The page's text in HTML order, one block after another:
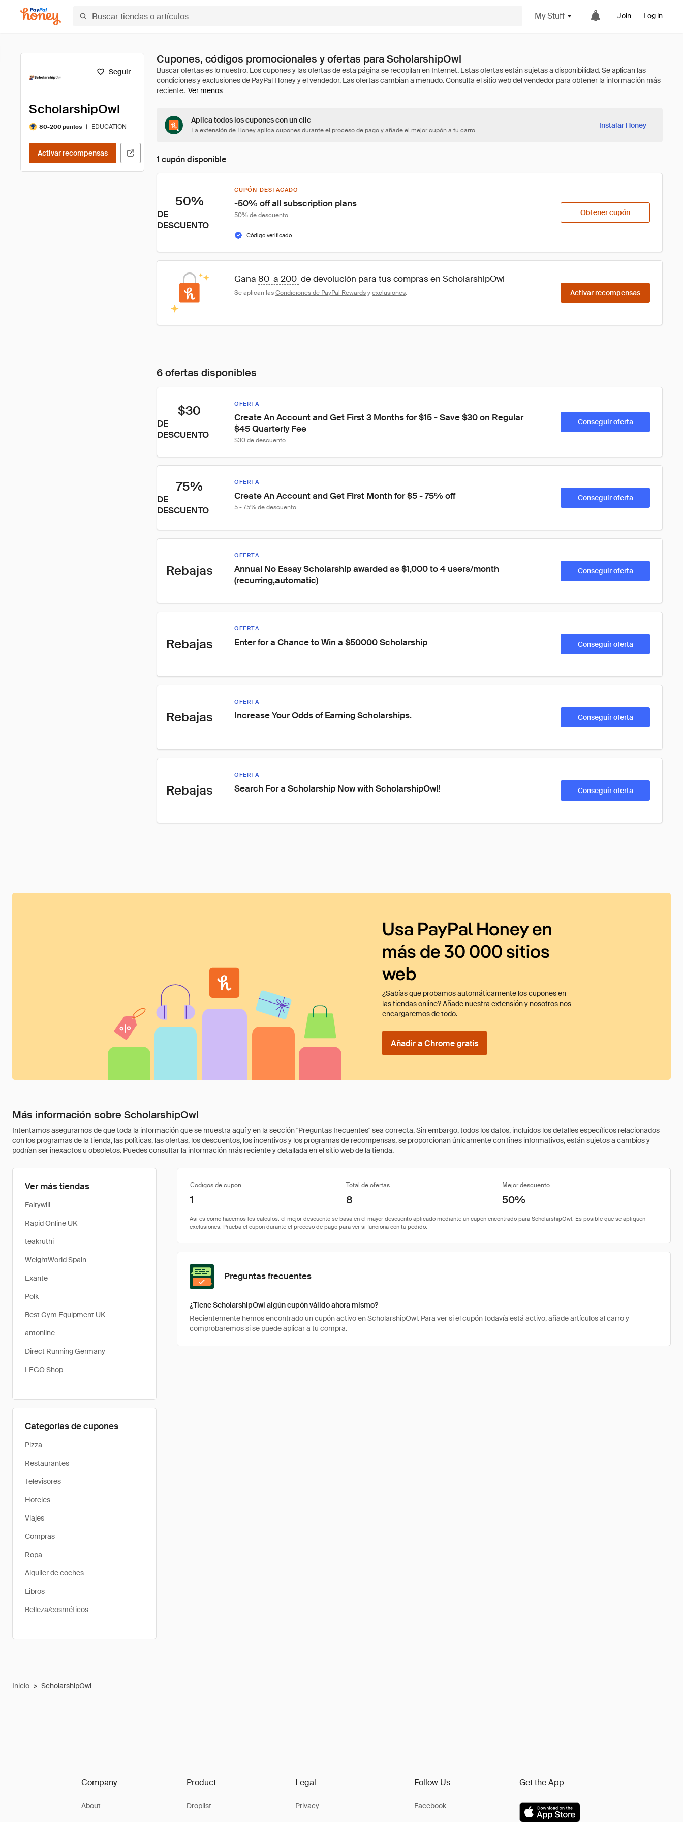
My Stuff Join Log in
Seguir
ScholarshipOwl
80-200 puntos | EDUCATION
Activar recompensas
Cupones, códigos promocionales y ofertas para ScholarshipOwl
Ver menos
Aplica todos los cupones con un clic
La extensión de Honey aplica cupones durante el proceso de pago y añade el mejor cupón a tu carro.
Instalar Honey
1 cupón disponible
50%
DE
DESCUENTO
CUPÓN DESTACADO
-50% off all subscription plans
50% de descuento
Código verificado
Obtener cupón
Gana 80  a 200 de devolución para tus compras en ScholarshipOwl
Se aplican las Condiciones de PayPal Rewards y exclusiones. Activar recompensas
6 ofertas disponibles
$30
DE
DESCUENTO
OFERTA
Create An Account and Get First 3 Months for $15 - Save $30 on Regular
$45 Quarterly Fee
$30 de descuento
Conseguir oferta
75%
DE
DESCUENTO
OFERTA
Create An Account and Get First Month for $5 - 75% off
5 - 75% de descuento
Conseguir oferta
Rebajas
OFERTA
Annual No Essay Scholarship awarded as $1,000 to 4 users/month
(recurring,automatic)
Conseguir oferta
Rebajas
OFERTA
Enter for a Chance to Win a $50000 Scholarship Conseguir oferta
Rebajas
OFERTA
Increase Your Odds of Earning Scholarships. Conseguir oferta
Rebajas
OFERTA
Search For a Scholarship Now with ScholarshipOwl! Conseguir oferta
Usa PayPal Honey en
más de 30 000 sitios
web
¿Sabías que probamos automáticamente los cupones en
las tiendas online? Añade nuestra extensión y nosotros nos
encargaremos de todo.
Añadir a Chrome gratis
Más información sobre ScholarshipOwl
Intentamos asegurarnos de que toda la información que se muestra aquí y en la sección "Preguntas frecuentes" sea correcta. Sin embargo, todos los datos, incluidos los detalles específicos relacionados
con los programas de la tienda, las políticas, las ofertas, los descuentos, los incentivos y los programas de recompensas, se proporcionan únicamente con fines informativos, están sujetos a cambios y
podrían ser inexactos u obsoletos. Puedes consultar la información más reciente y detallada en el sitio web de la tienda.
Ver más tiendas
Fairywill
Rapid Online UK
teakruthi
WeightWorld Spain
Exante
Polk
Best Gym Equipment UK
antonline
Direct Running Germany
LEGO Shop
Categorías de cupones
Pizza
Restaurantes
Televisores
Hoteles
Viajes
Compras
Ropa
Alquiler de coches
Libros
Belleza/cosméticos
Códigos de cupón Total de ofertas Mejor descuento
1 8 50%
Preguntas frecuentes
¿Tiene ScholarshipOwl algún cupón válido ahora mismo?
Recientemente hemos encontrado un cupón activo en ScholarshipOwl. Para ver si el cupón todavía está activo, añade artículos al carro y
comprobaremos si se puede aplicar a tu compra.
Inicio > ScholarshipOwl
Company
About
Product
Droplist
Legal
Privacy
Follow Us
Facebook
Get the App